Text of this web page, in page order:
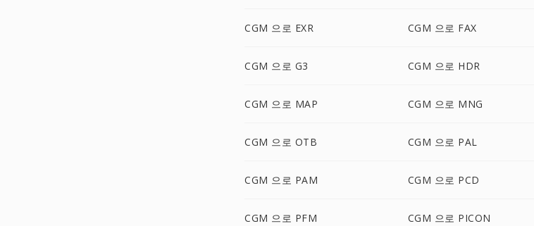
CGM 으로 EXR CGM 으로 FAX
CGM 으로 G3 CGM 으로 HDR
CGM 으로 MAP CGM 으로 MNG
CGM 으로 OTB CGM 으로 PAL
CGM 으로 PAM CGM 으로 PCD
CGM 으로 PFM CGM 으로 PICON